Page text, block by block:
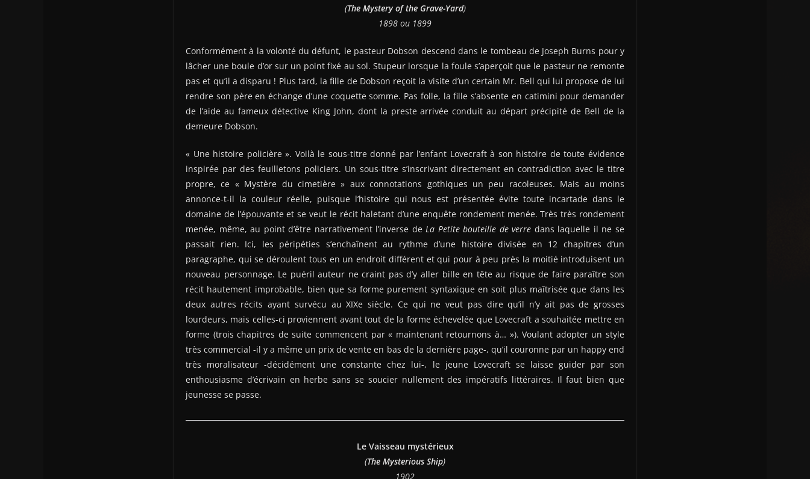
(The Mystery of the Grave-Yard)
1898 ou 1899
Conformément à la volonté du défunt, le pasteur Dobson descend dans le tombeau de Joseph Burns pour y
lâcher une boule d’or sur un point fixé au sol. Stupeur lorsque la foule s’aperçoit que le pasteur ne remonte
pas et qu’il a disparu ! Plus tard, la fille de Dobson reçoit la visite d’un certain Mr. Bell qui lui propose de lui
rendre son père en échange d’une coquette somme. Pas folle, la fille s’absente en catimini pour demander
de l’aide au fameux détective King John, dont la preste arrivée conduit au départ précipité de Bell de la
demeure Dobson.
« Une histoire policière ». Voilà le sous-titre donné par l’enfant Lovecraft à son histoire de toute évidence
inspirée par des feuilletons policiers. Un sous-titre s’inscrivant directement en contradiction avec le titre
propre, ce « Mystère du cimetière » aux connotations gothiques un peu racoleuses. Mais au moins
annonce-t-il la couleur réelle, puisque l’histoire qui nous est présentée évite toute incartade dans le
domaine de l’épouvante et se veut le récit haletant d’une enquête rondement menée. Très très rondement
menée, même, au point d’être narrativement l’inverse deLa Petite bouteille de verre dans laquelle il ne se
passait rien. Ici, les péripéties s’enchaînent au rythme d’une histoire divisée en 12 chapitres d’un
paragraphe, qui se déroulent tous en un endroit différent et qui pour à peu près la moitié introduisent un
nouveau personnage. Le puéril auteur ne craint pas d’y aller bille en tête au risque de faire paraître son
récit hautement improbable, bien que sa forme purement syntaxique en soit plus maîtrisée que dans les
deux autres récits ayant survécu au XIXe siècle. Ce qui ne veut pas dire qu’il n’y ait pas de grosses
lourdeurs, mais celles-ci proviennent avant tout de la forme échevelée que Lovecraft a souhaitée mettre en
forme (trois chapitres de suite commencent par « maintenant retournons à… »). Voulant adopter un style
très commercial -il y a même un prix de vente en bas de la dernière page-, qu’il couronne par un happy end
très moralisateur -décidément une constante chez lui-, le jeune Lovecraft se laisse guider par son
enthousiasme d’écrivain en herbe sans se soucier nullement des impératifs littéraires. Il faut bien que
jeunesse se passe.
Le Vaisseau mystérieux
(The Mysterious Ship)
1902